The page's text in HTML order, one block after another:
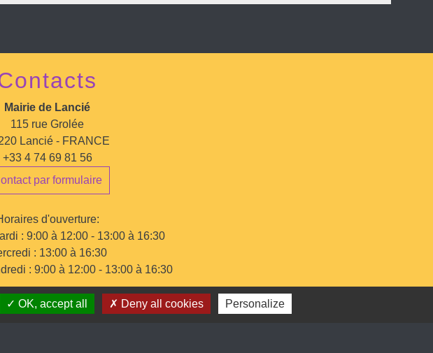
Mairie de Lancié
115 rue Grolée
Lancié - FRANCE
+33 4 74 69 81 56
par formulaire
d'ouverture:
: 9:00 à 12:00 - 13:00 à 16:30
: 13:00 à 16:30
: 9:00 à 12:00 - 13:00 à 16:30
OK, accept all Deny all cookies Personalize